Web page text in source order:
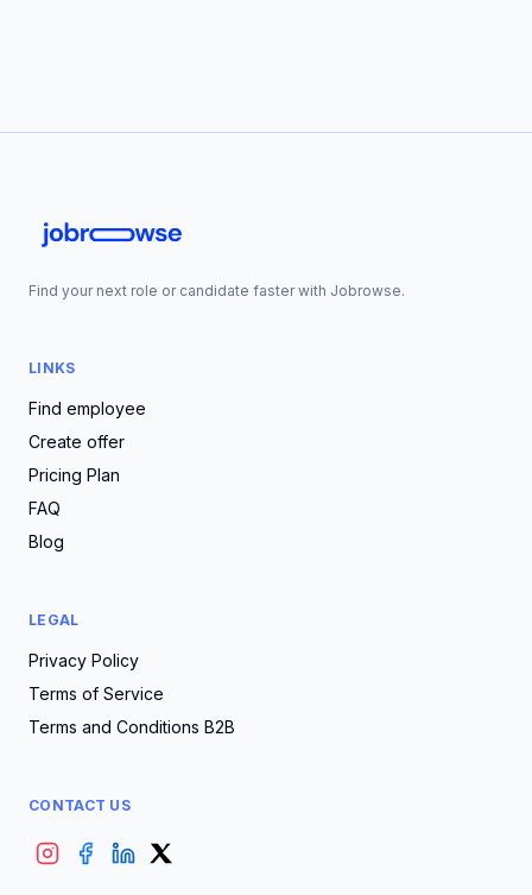
Find your next role or candidate faster with Jobrowse.
LINKS
Find employee
Create offer
Pricing Plan
FAQ
Blog
LEGAL
Privacy Policy
Terms of Service
Terms and Conditions B2B
CONTACT US